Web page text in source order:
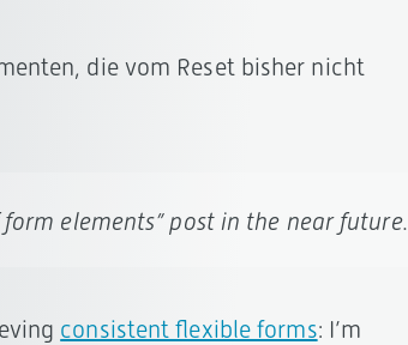
die vom Reset bisher nicht
elements” post in the near future.
consistent flexible forms: I’m